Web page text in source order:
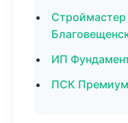
ИП
ПСК